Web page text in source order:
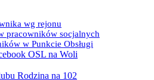
wg rejonu
pracowników socjalnych
w Punkcie Obsługi